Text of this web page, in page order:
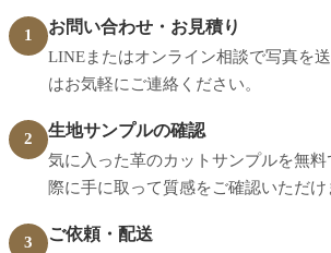
1 お問い合わせ・お見積り
LINEまたはオンライン相談で写真を
はお気軽にご連絡ください。
2 生地サンプルの確認
気に入った革のカットサンプルを無
際に手に取って質感をご確認いただけ
3 ご依頼・配送